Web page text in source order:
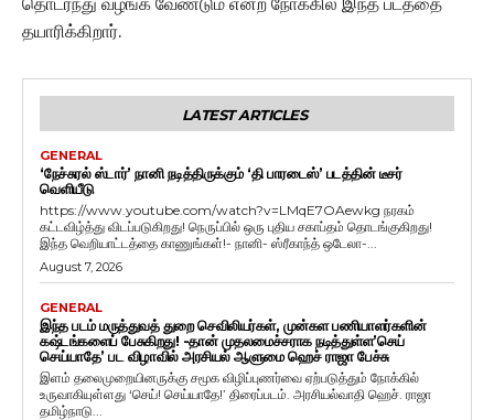
தயாரிக்கிறார்.
LATEST ARTICLES
GENERAL
‘நேச்சுரல் ஸ்டார்’ நானி நடித்திருக்கும் ‘தி பாரடைஸ்’ படத்தின் டீசர்
வெளியீடு
https://www.youtube.com/watch?v=LMqE7OAewkg நரகம்
கட்டவிழ்த்து விடப்படுகிறது! நெருப்பில் ஒரு புதிய சகாப்தம் தொடங்குகிறது!
இந்த வெறியாட்டத்தை காணுங்கள்!- நானி- ஸ்ரீகாந்த் ஒடேலா-...
August 7, 2026
GENERAL
இந்த படம் மருத்துவத் துறை செவிலியர்கள், முன்கள பணியாளர்களின்
கஷ்டங்களைப் பேசுகிறது! -தான் முதலமைச்சராக நடித்துள்ள’செய்
செய்யாதே’ பட விழாவில் அரசியல் ஆளுமை ஹெச் ராஜா பேச்சு
இளம் தலைமுறையினருக்கு சமூக விழிப்புணர்வை ஏற்படுத்தும் நோக்கில்
உருவாகியுள்ளது ‘செய்! செய்யாதே!’ திரைப்படம். அரசியல்வாதி ஹெச். ராஜா
தமிழ்நாடு...